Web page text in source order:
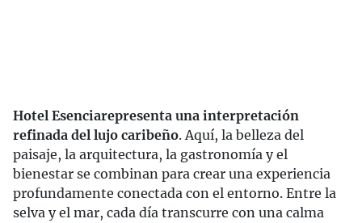
Hotel Esenciarepresenta una interpretación
refinada del lujo caribeño. Aquí, la belleza del
paisaje, la arquitectura, la gastronomía y el
bienestar se combinan para crear una experiencia
profundamente conectada con el entorno. Entre la
selva y el mar, cada día transcurre con una calma